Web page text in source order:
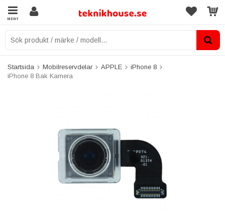
MENY
Startsida Mobilreservdelar APPLE
iPhone 8
iPhone 8 Bak Kamera